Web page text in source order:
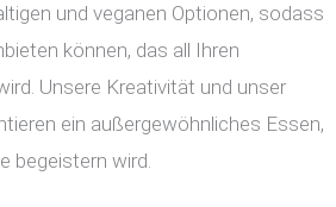
und veganen Optionen, sodass
können, das all Ihren
Unsere Kreativität und unser
ein außergewöhnliches Essen,
begeistern wird.